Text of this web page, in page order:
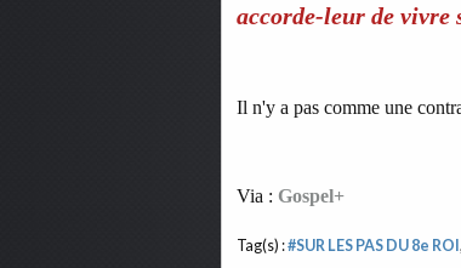
accorde-leur de vivre
Il n'y a pas comme une
Via : Gospel+
Tag(s) :#SUR LES PAS DU 8e ROI ,